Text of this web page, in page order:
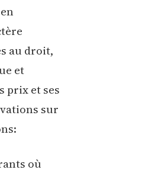
au droit,
et
prix et ses
sur
où